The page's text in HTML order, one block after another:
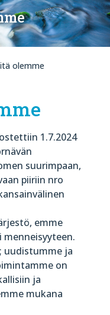
olemme
1.7.2024
suurimpaan,
piiriin nro
emme
uudistumme ja
on
ja
mukana